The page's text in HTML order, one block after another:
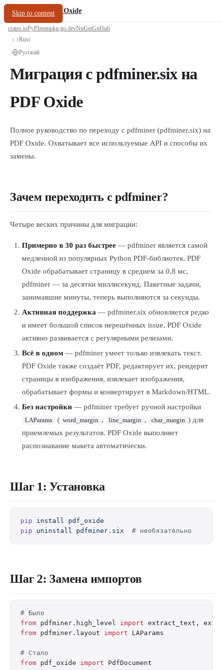
Skip to content
oxide.fyi/PDF Oxide
crates.ioPyPInpmpkg.go.devNuGetGitHub
Rust
Русский
Миграция с pdfminer.six на
PDF Oxide
Полное руководство по переходу с pdfminer (pdfminer.six) на
PDF Oxide. Охватывает все используемые API и способы их
замены.
Зачем переходить с pdfminer?
Четыре веских причины для миграции:
Примерно в 30 раз быстрее — pdfminer является самой
медленной из популярных Python PDF-библиотек. PDF
Oxide обрабатывает страницу в среднем за 0,8 мс,
pdfminer — за десятки миллисекунд. Пакетные задачи,
занимавшие минуты, теперь выполняются за секунды.
Активная поддержка — pdfminer.six обновляется редко
и имеет большой список нерешённых issue. PDF Oxide
активно развивается с регулярными релизами.
Всё в одном — pdfminer умеет только извлекать текст.
PDF Oxide также создаёт PDF, редактирует их, рендерит
страницы в изображения, извлекает изображения,
обрабатывает формы и конвертирует в Markdown/HTML.
Без настройки — pdfminer требует ручной настройки
LAParams ( word_margin , line_margin , char_margin ) для
приемлемых результатов. PDF Oxide выполняет
распознавание макета автоматически.
Шаг 1: Установка
pip install pdf_oxide
pip uninstall pdfminer.six
  # необязательно
Шаг 2: Замена импортов
# Было
from pdfminer.high_level import extract_text,
from pdfminer.layout import LAParams
# Стало
from pdf_oxide import PdfDocument